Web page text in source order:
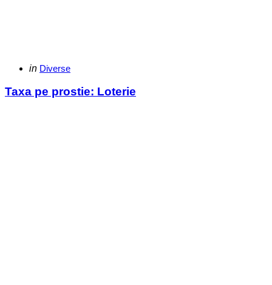
Categories
Posted
in Diverse
Taxa pe prostie: Loterie